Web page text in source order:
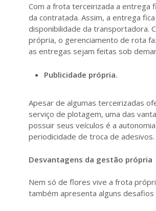
Com a frota terceirizada a entrega
da contratada. Assim, a entrega
disponibilidade da transportadora.
própria, o gerenciamento de rota
as entregas sejam feitas sob
Publicidade própria.
Apesar de algumas terceirizadas
serviço de plotagem, uma das
possuir seus veículos é a
periodicidade de troca de adesivos.
Desvantagens da gestão própria
Nem só de flores vive a frota
também apresenta alguns desafios